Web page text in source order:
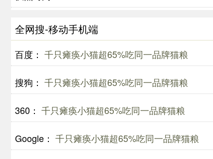
全网搜-移动手机端
百度： 千只瘫痪小猫超65%吃同一品牌猫粮
搜狗： 千只瘫痪小猫超65%吃同一品牌猫粮
360： 千只瘫痪小猫超65%吃同一品牌猫粮
Google： 千只瘫痪小猫超65%吃同一品牌猫粮